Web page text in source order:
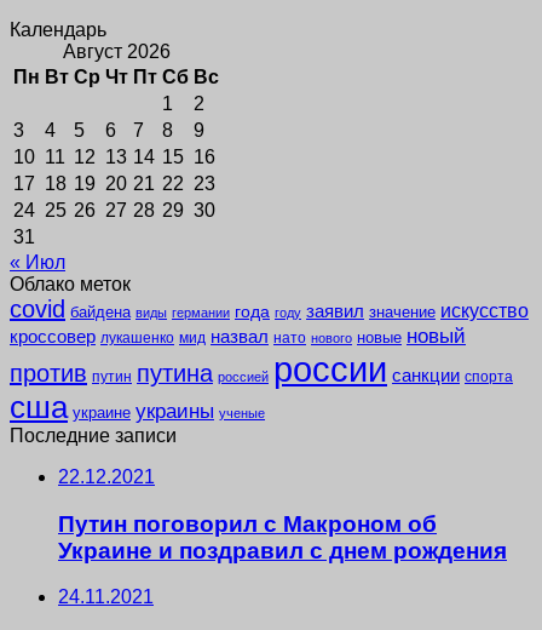
Календарь
Август 2026
Пн Вт Ср Чт Пт Сб Вс
1
2
3
4 5 6 7 8
9
10 11 12 13 14 15 16
17 18 19 20 21 22 23
24 25 26 27 28 29 30
31
« Июл
Облако меток
covid байдена виды германии года году заявил значение искусство
кроссовер лукашенко мид назвал нато нового новые новый
против путин путина россией россии санкции спорта
сша украине украины ученые
Последние записи
22.12.2021
Путин поговорил с Макроном об
Украине и поздравил с днем рождения
24.11.2021